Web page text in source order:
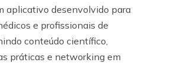
aplicativo desenvolvido para
e profissionais de
conteúdo científico,
práticas e networking em